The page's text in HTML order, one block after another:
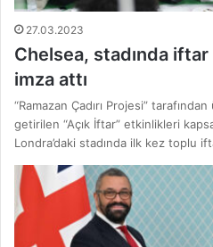
27.03.2023
Chelsea, stadında
imza attı
“Ramazan Çadırı Projesi”
getirilen “Açık İftar” etkinlikleri
Londra’daki stadında ilk kez toplu